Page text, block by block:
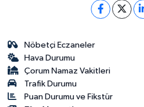
Nöbetçi Eczaneler
Hava Durumu
Çorum Namaz Vakitleri
Trafik Durumu
Puan Durumu ve Fikstür